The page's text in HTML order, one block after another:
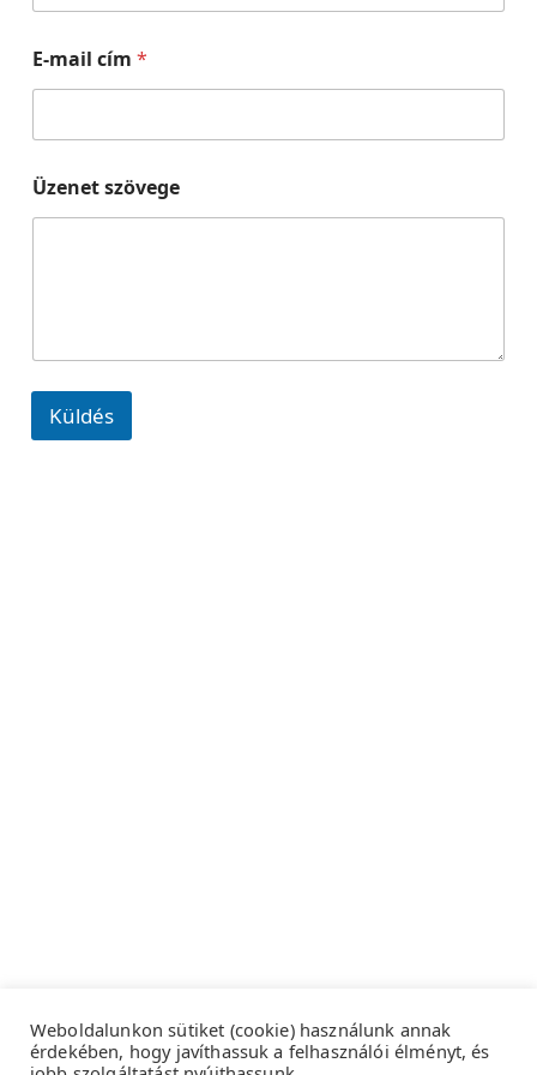
v
e
g
N
v
E-mail cím *
Üzenet szövege
Küldés
Weboldalunkon sütiket (cookie) használunk annak
érdekében, hogy javíthassuk a felhasználói élményt, és